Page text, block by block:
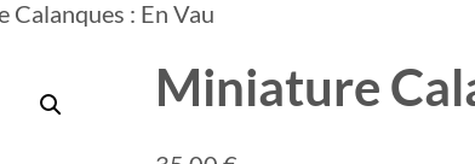
Calanques : En Vau
Miniature